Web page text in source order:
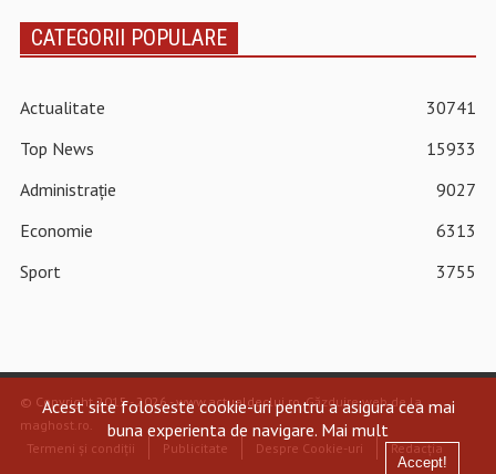
CATEGORII POPULARE
Actualitate
30741
Top News
15933
Administrație
9027
Economie
6313
Sport
3755
© Copyright 2015 - 2026 - www.actualdecluj.ro.Găzduire web de la
maghost.ro
Termeni și condiții
Publicitate Despre Cookie-uri Redacția
Acest site foloseste cookie-uri pentru a asigura cea mai
buna experienta de navigare. Mai mult
Accept!